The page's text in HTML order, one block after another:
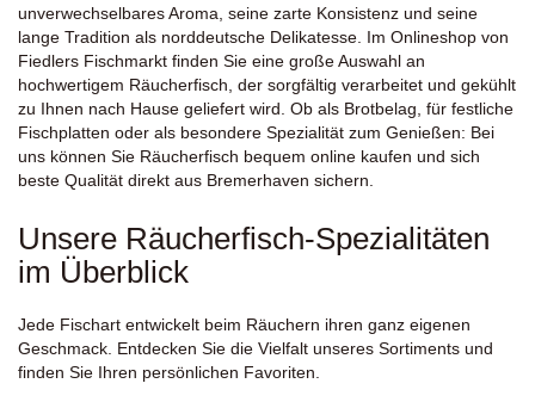
unverwechselbares Aroma, seine zarte Konsistenz und seine
lange Tradition als norddeutsche Delikatesse. Im Onlineshop von
Fiedlers Fischmarkt finden Sie eine große Auswahl an
hochwertigem Räucherfisch, der sorgfältig verarbeitet und gekühlt
zu Ihnen nach Hause geliefert wird. Ob als Brotbelag, für festliche
Fischplatten oder als besondere Spezialität zum Genießen: Bei
uns können Sie Räucherfisch bequem online kaufen und sich
beste Qualität direkt aus Bremerhaven sichern.
Unsere Räucherfisch-Spezialitäten
im Überblick
Jede Fischart entwickelt beim Räuchern ihren ganz eigenen
Geschmack. Entdecken Sie die Vielfalt unseres Sortiments und
finden Sie Ihren persönlichen Favoriten.